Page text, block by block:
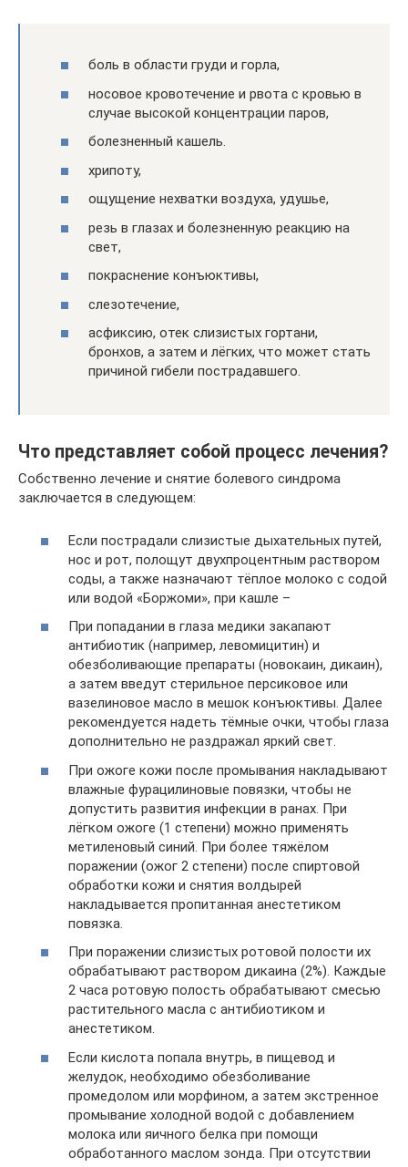
боль в области груди и горла,
носовое кровотечение и рвота с кровью в
случае высокой концентрации паров,
болезненный кашель.
хрипоту,
ощущение нехватки воздуха, удушье,
резь в глазах и болезненную реакцию на
свет,
покраснение конъюктивы,
слезотечение,
асфиксию, отек слизистых гортани,
бронхов, а затем и лёгких, что может стать
причиной гибели пострадавшего.
Что представляет собой процесс лечения?
Собственно лечение и снятие болевого синдрома
заключается в следующем:
Если пострадали слизистые дыхательных путей,
нос и рот, полощут двухпроцентным раствором
соды, а также назначают тёплое молоко с содой
или водой «Боржоми», при кашле –
При попадании в глаза медики закапают
антибиотик (например, левомицитин) и
обезболивающие препараты (новокаин, дикаин),
а затем введут стерильное персиковое или
вазелиновое масло в мешок конъюктивы. Далее
рекомендуется надеть тёмные очки, чтобы глаза
дополнительно не раздражал яркий свет.
При ожоге кожи после промывания накладывают
влажные фурацилиновые повязки, чтобы не
допустить развития инфекции в ранах. При
лёгком ожоге (1 степени) можно применять
метиленовый синий. При более тяжёлом
поражении (ожог 2 степени) после спиртовой
обработки кожи и снятия волдырей
накладывается пропитанная анестетиком
повязка.
При поражении слизистых ротовой полости их
обрабатывают раствором дикаина (2%). Каждые
2 часа ротовую полость обрабатывают смесью
растительного масла с антибиотиком и
анестетиком.
Если кислота попала внутрь, в пищевод и
желудок, необходимо обезболивание
промедолом или морфином, а затем экстренное
промывание холодной водой с добавлением
молока или яичного белка при помощи
обработанного маслом зонда. При отсутствии